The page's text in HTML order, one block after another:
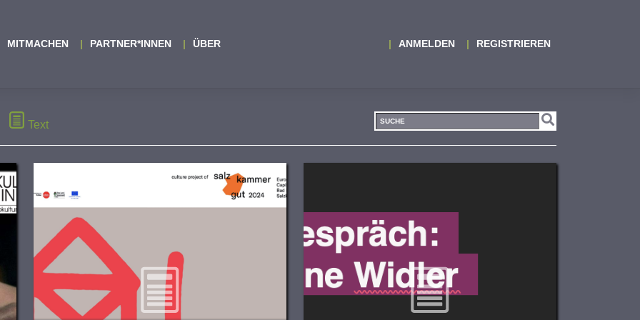
MITMACHEN PARTNER*INNEN ÜBER ANMELDEN REGISTRIEREN
Text